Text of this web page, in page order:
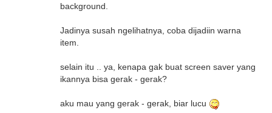
background.
Jadinya susah ngelihatnya, coba dijadiin warna
item.
selain itu .. ya, kenapa gak buat screen saver yang
ikannya bisa gerak - gerak?
aku mau yang gerak - gerak, biar lucu